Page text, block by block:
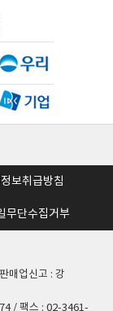
보취급방침
무단수집거부
매업신고 : 강
/ 팩스 : 02-3461-